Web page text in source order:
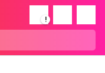
!